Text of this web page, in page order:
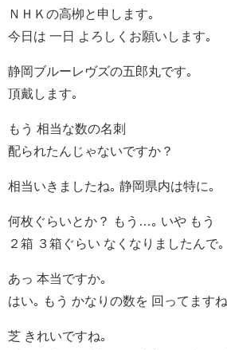
ＮＨＫの高栁と申します｡
今日は 一日 よろしくお願いします｡
静岡ブルーレヴズの五郎丸です｡
頂戴します｡
もう 相当な数の名刺
配られたんじゃないですか？
相当いきましたね｡ 静岡県内は特に｡
何枚ぐらいとか？ もう…｡ いや もう
２箱 ３箱ぐらい なくなりましたんで｡
あっ 本当ですか｡
はい｡ もう かなりの数を 回ってますね
芝 きれいですね｡